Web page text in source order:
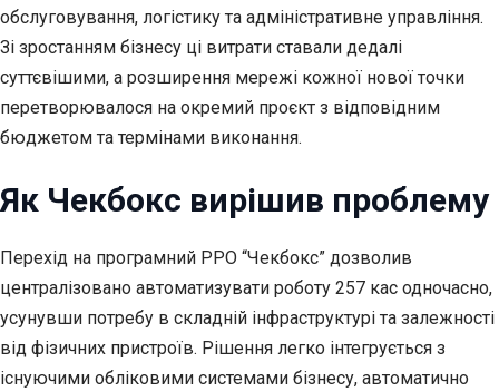
обслуговування, логістику та адміністративне управління.
Зі зростанням бізнесу ці витрати ставали дедалі
суттєвішими, а розширення мережі кожної нової точки
перетворювалося на окремий проєкт з відповідним
бюджетом та термінами виконання.
Як Чекбокс вирішив проблему
Перехід на програмний РРО “Чекбокс” дозволив
централізовано автоматизувати роботу 257 кас одночасно,
усунувши потребу в складній інфраструктурі та залежності
від фізичних пристроїв. Рішення легко інтегрується з
існуючими обліковими системами бізнесу, автоматично